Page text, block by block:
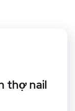
thợ nail